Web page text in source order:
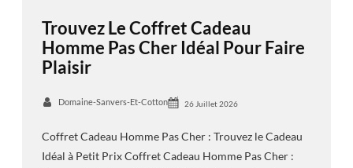
Trouvez Le Coffret Cadeau
Homme Pas Cher Idéal Pour Faire
Plaisir
Domaine-Sanvers-Et-Cotton 26 Juillet 2026
Coffret Cadeau Homme Pas Cher : Trouvez le Cadeau
Idéal à Petit Prix Coffret Cadeau Homme Pas Cher :